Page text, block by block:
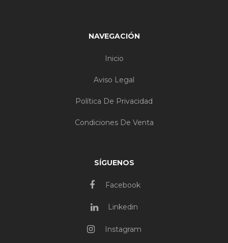
NAVEGACIÓN
Inicio
Aviso Legal
Política De Privacidad
Condiciones De Venta
SÍGUENOS
Facebook
Linkedin
Instagram